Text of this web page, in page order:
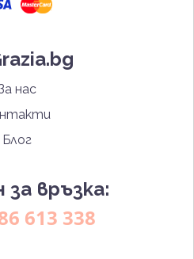
нас
Блог
за връзка:
613 338